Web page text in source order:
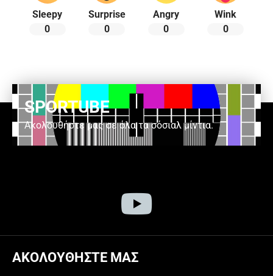
Sleepy
0
Surprise
0
Angry
0
Wink
0
SPORTUBE
Ακολουθήστε μας σε όλα τα σόσιαλ μίντια.
ΑΚΟΛΟΥΘΗΣΤΕ ΜΑΣ